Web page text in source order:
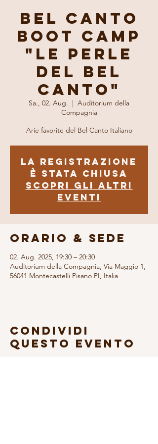
BEL CANTO
BOOT CAMP
"Le Perle
del Bel
Canto"
Sa., 02. Aug.
  |
Auditorium della
Compagnia
Arie favorite del Bel Canto Italiano
La registrazione
è stata chiusa
Scopri gli altri
eventi
Orario & Sede
02. Aug. 2025, 19:30 – 20:30
Auditorium della Compagnia, Via Maggio 1,
56041 Montecastelli Pisano PI, Italia
Condividi
questo evento